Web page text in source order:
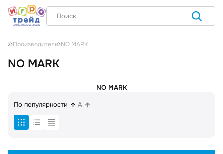
Производители NO MARK
NO MARK
NO MARK
По популярности
A